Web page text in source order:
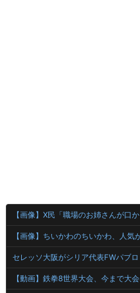
【画像】ちいかわのちいかわ、人気